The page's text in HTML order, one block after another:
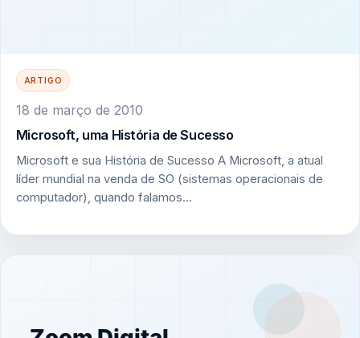
ARTIGO
18 de março de 2010
Microsoft, uma História de Sucesso
Microsoft e sua História de Sucesso A Microsoft, a atual
líder mundial na venda de SO (sistemas operacionais de
computador), quando falamos…